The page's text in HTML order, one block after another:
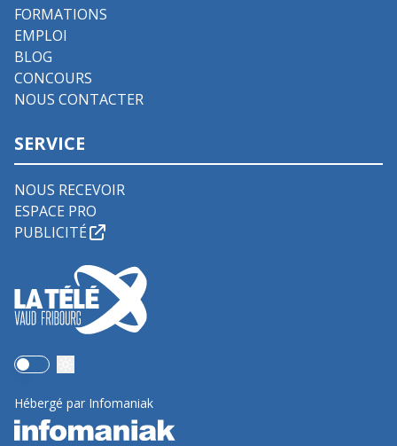
FORMATIONS
EMPLOI
BLOG
CONCOURS
NOUS CONTACTER
SERVICE
NOUS RECEVOIR
ESPACE PRO
PUBLICITÉ
Use setting
Hébergé par Infomaniak